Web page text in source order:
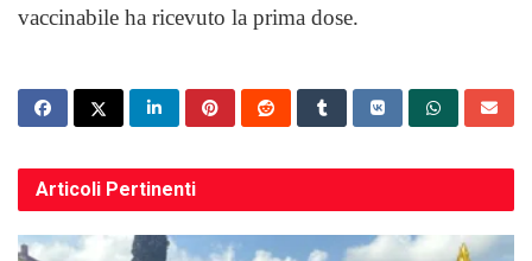
vaccinabile ha ricevuto la prima dose.
Articoli Pertinenti